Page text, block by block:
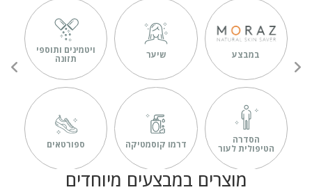
במבצע
הסדרה
הטיפולית לעור
שיער
דרמו קוסמטיקה
ויטמינים ותוספי
תזונה
ספורטאים
מוצרים במבצעים מיוחדים